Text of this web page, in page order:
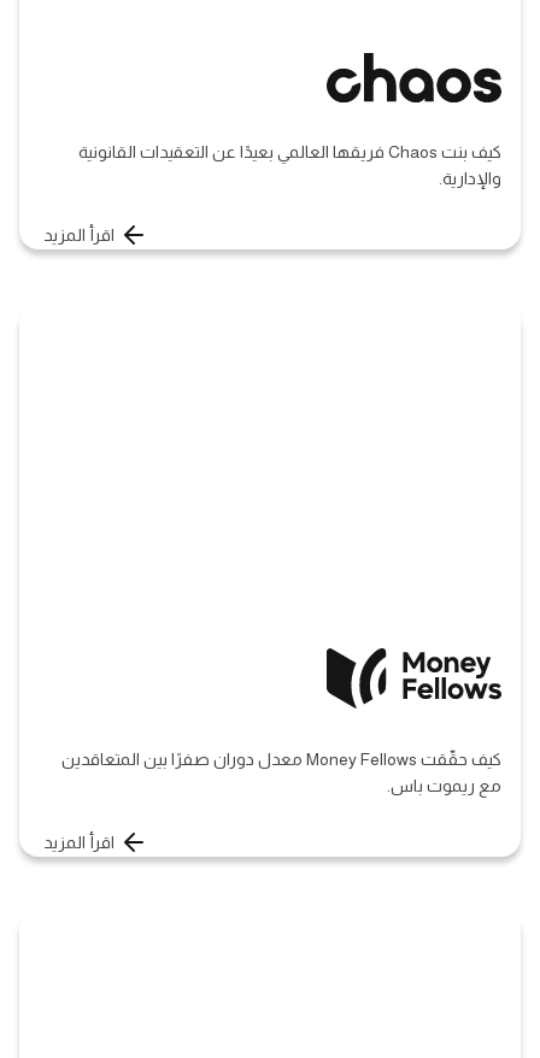
كيف بنت Chaos فريقها العالمي بعيدًا عن التعقيدات القانونية
والإدارية.
اقرأ المزيد
كيف حقّقت Money Fellows معدل دوران صفرًا بين المتعاقدين
مع ريموت باس.
اقرأ المزيد